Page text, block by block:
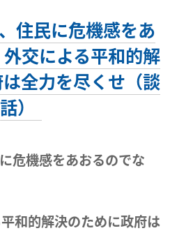
住民に危機感をあ
交による平和的解
全力を尽くせ（談
話）
危機感をあおるのでな
解決のために政府は